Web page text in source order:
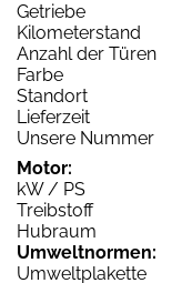
Getriebe
Kilometerstand
Anzahl der Türen
Farbe
Standort
Lieferzeit
Unsere Nummer
Motor:
kW / PS
Treibstoff
Hubraum
Umweltnormen:
Umweltplakette